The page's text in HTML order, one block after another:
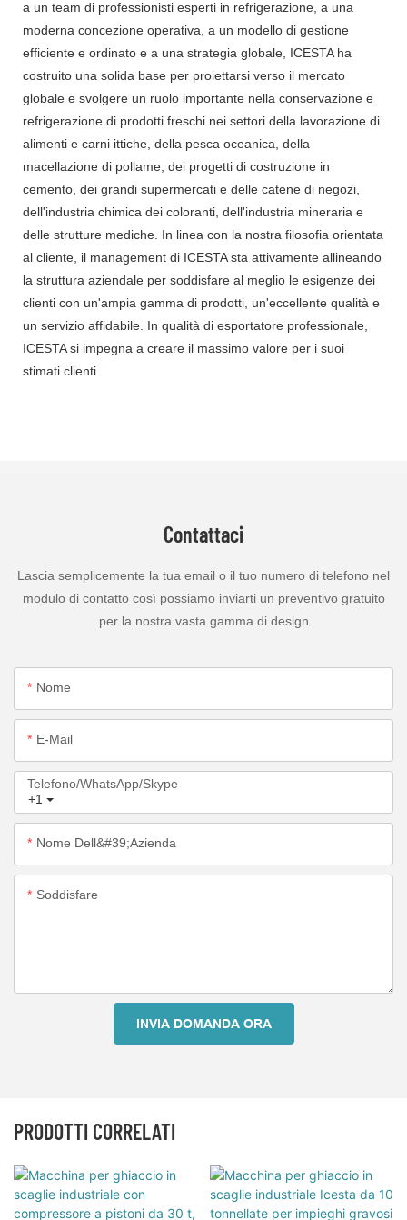
a un team di professionisti esperti in refrigerazione, a una
moderna concezione operativa, a un modello di gestione
efficiente e ordinato e a una strategia globale, ICESTA ha
costruito una solida base per proiettarsi verso il mercato
globale e svolgere un ruolo importante nella conservazione e
refrigerazione di prodotti freschi nei settori della lavorazione di
alimenti e carni ittiche, della pesca oceanica, della
macellazione di pollame, dei progetti di costruzione in
cemento, dei grandi supermercati e delle catene di negozi,
dell'industria chimica dei coloranti, dell'industria mineraria e
delle strutture mediche. In linea con la nostra filosofia orientata
al cliente, il management di ICESTA sta attivamente allineando
la struttura aziendale per soddisfare al meglio le esigenze dei
clienti con un'ampia gamma di prodotti, un'eccellente qualità e
un servizio affidabile. In qualità di esportatore professionale,
ICESTA si impegna a creare il massimo valore per i suoi
stimati clienti.
Contattaci
Lascia semplicemente la tua email o il tuo numero di telefono nel
modulo di contatto così possiamo inviarti un preventivo gratuito
per la nostra vasta gamma di design
Nome
E-Mail
+1
Telefono/WhatsApp/Skype
Nome Dell&#39;azienda
Soddisfare
INVIA DOMANDA ORA
PRODOTTI CORRELATI